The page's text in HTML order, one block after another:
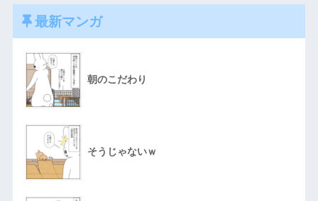
最新マンガ
朝のこだわり
そうじゃないｗ